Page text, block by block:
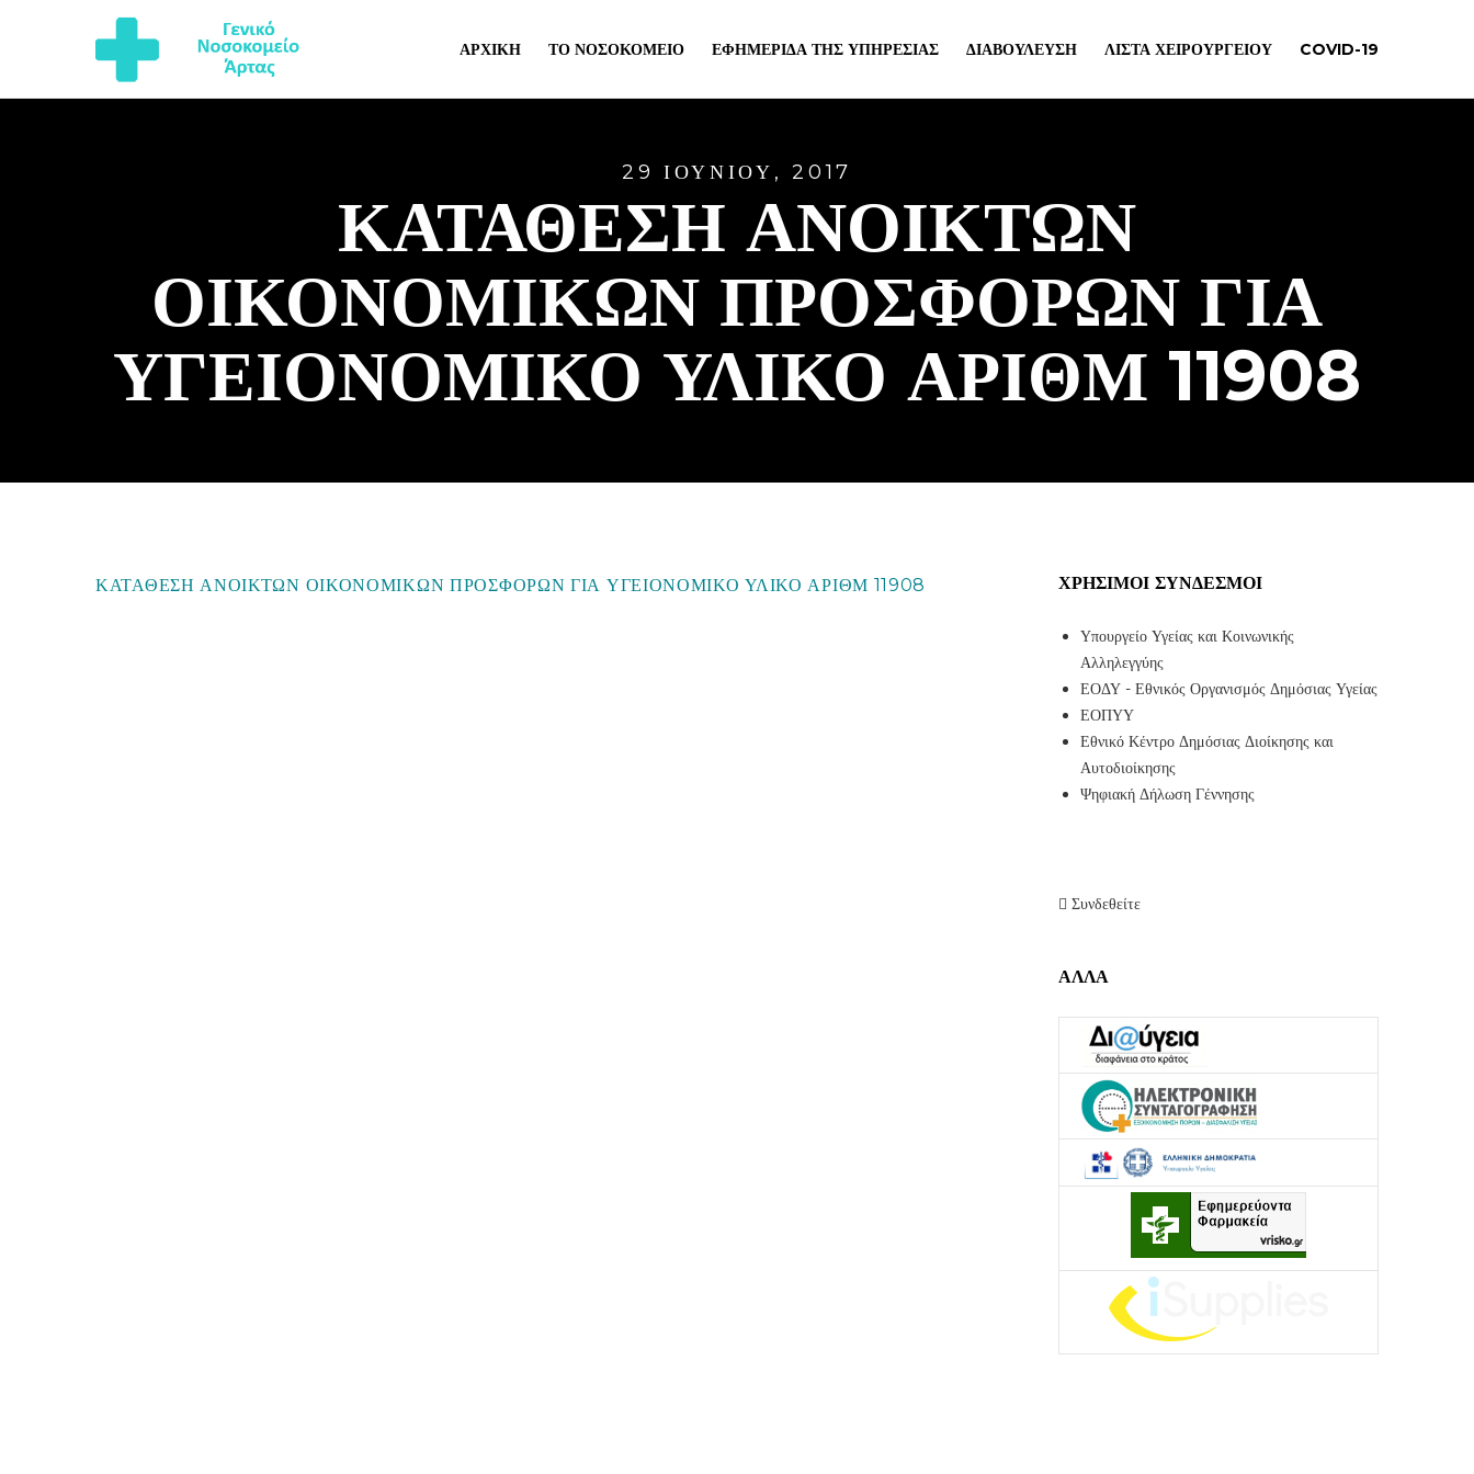
ΑΡΧΙΚΉ ΤΟ ΝΟΣΟΚΟΜΕΊΟ ΕΦΗΜΕΡΊΔΑ ΤΗΣ ΥΠΗΡΕΣΊΑΣ ΔΙΑΒΟΎΛΕΥΣΗ ΛΊΣΤΑ ΧΕΙΡΟΥΡΓΕΊΟΥ COVID-19
29 ΙΟΥΝΊΟΥ, 2017
ΚΑΤΑΘΕΣΗ ΑΝΟΙΚΤΩΝ
ΟΙΚΟΝΟΜΙΚΩΝ ΠΡΟΣΦΟΡΩΝ ΓΙΑ
ΥΓΕΙΟΝΟΜΙΚΟ ΥΛΙΚΟ ΑΡΙΘΜ 11908
ΚΑΤΑΘΕΣΗ ΑΝΟΙΚΤΩΝ ΟΙΚΟΝΟΜΙΚΩΝ ΠΡΟΣΦΟΡΩΝ ΓΙΑ ΥΓΕΙΟΝΟΜΙΚΟ ΥΛΙΚΟ ΑΡΙΘΜ 11908 ΧΡΉΣΙΜΟΙ ΣΎΝΔΕΣΜΟΙ
Υπουργείο Υγείας και Κοινωνικής
Αλληλεγγύης
ΕΟΔΥ - Εθνικός Οργανισμός Δημόσιας Υγείας
ΕΟΠΥΥ
Εθνικό Κέντρο Δημόσιας Διοίκησης και
Αυτοδιοίκησης
Ψηφιακή Δήλωση Γέννησης
Συνδεθείτε
ΑΛΛΑ